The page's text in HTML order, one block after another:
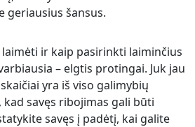
geriausius šansus.
ir kaip pasirinkti laiminčius
– elgtis protingai. Juk jau
yra iš viso galimybių
savęs ribojimas gali būti
savęs į padėtį, kai galite